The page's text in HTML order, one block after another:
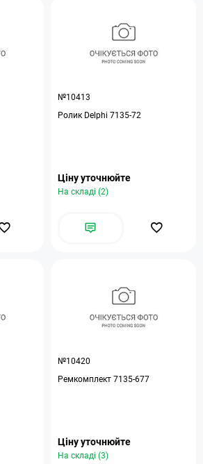
№10413
Ролик Delphi 7135-72
Ціну уточнюйте
На складі (2)
№10420
Ремкомплект 7135-677
Ціну уточнюйте
На складі (3)